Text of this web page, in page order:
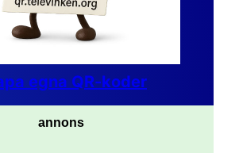
egna QR-koder
annons